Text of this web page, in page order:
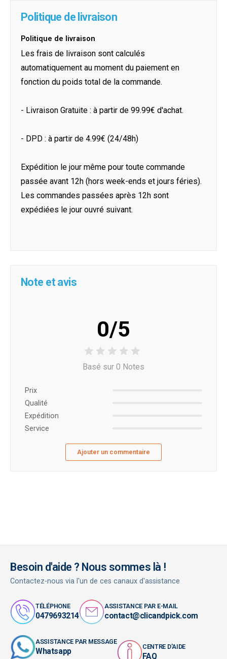
Politique de livraison
Politique de livraison
Les frais de livraison sont calculés
automatiquement au moment du paiement en
fonction du poids total de la commande.
- Livraison Gratuite : à partir de 99.99€ d'achat.
- DPD : à partir de 4.99€ (24/48h)
Expédition le jour même pour toute commande
passée avant 12h (hors week-ends et jours féries).
Les commandes passées après 12h sont
expédiées le jour ouvré suivant.
Note et avis
0/5
Basé sur 0 Notes
Prix ​​
Qualité
Expédition
Service
Ajouter un commentaire
Besoin d'aide ? Nous sommes là !
Contactez-nous via l'un de ces canaux d'assistance
TÉLÉPHONE
0479693214
ASSISTANCE PAR E-MAIL
contact@clicandpick.com
ASSISTANCE PAR MESSAGE
Whatsapp CENTRE D'AIDE
FAQ